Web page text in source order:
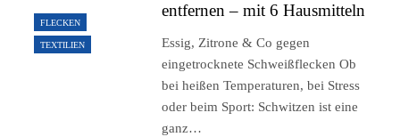
FLECKEN
TEXTILIEN
entfernen – mit 6 Hausmitteln
Essig, Zitrone & Co gegen
eingetrocknete Schweißflecken Ob
bei heißen Temperaturen, bei Stress
oder beim Sport: Schwitzen ist eine
ganz…